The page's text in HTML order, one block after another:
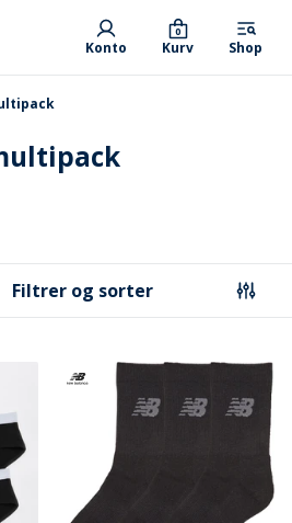
Konto Kurv
0
Shop
Filtrer og sorter